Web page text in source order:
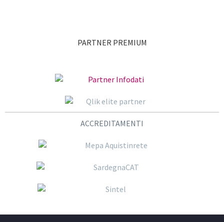
PARTNER PREMIUM
ACCREDITAMENTI